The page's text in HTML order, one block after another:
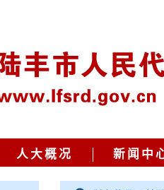
人大概况 新闻中